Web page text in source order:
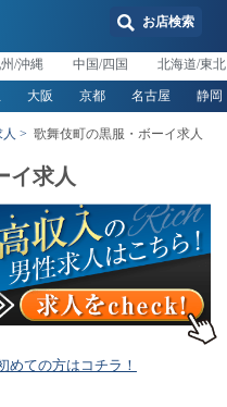
お店検索
/沖縄 中国/四国 北海道/東北
大阪 京都 名古屋 静岡
歌舞伎町の黒服・ボーイ求人
イ求人
めての方はコチラ！